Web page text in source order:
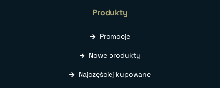
Produkty
Promocje
Nowe produkty
Najczęściej kupowane